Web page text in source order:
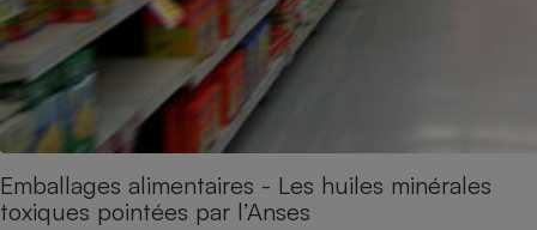
Emballages alimentaires - Les huiles minérales
toxiques pointées par l’Anses